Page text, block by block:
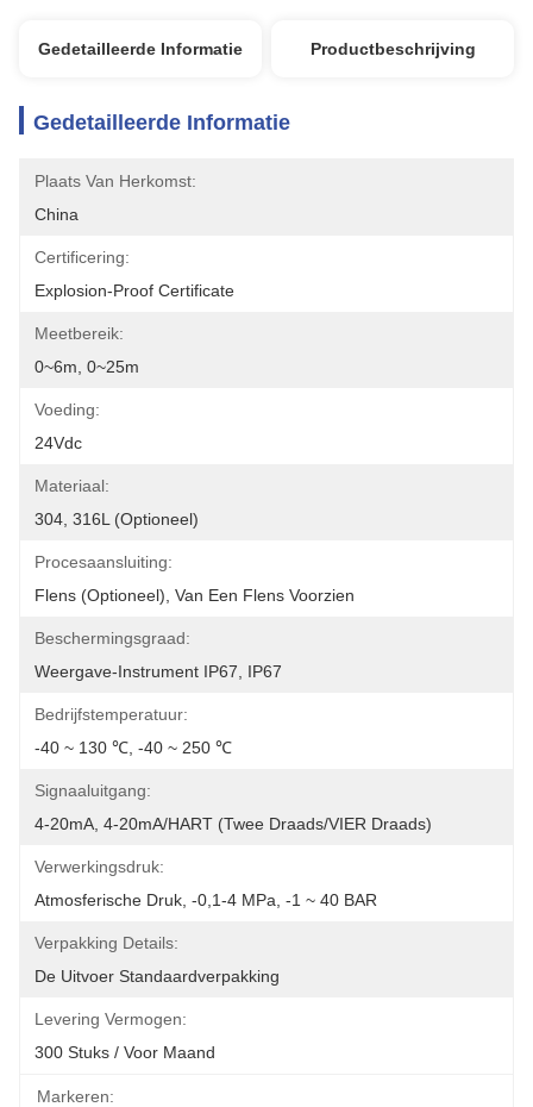
Gedetailleerde Informatie Productbeschrijving
Gedetailleerde Informatie
Plaats Van Herkomst:
China
Certificering:
Explosion-Proof Certificate
Meetbereik:
0~6m, 0~25m
Voeding:
24Vdc
Materiaal:
304, 316L (optioneel)
Procesaansluiting:
Flens (optioneel), Van Een Flens Voorzien
Beschermingsgraad:
Weergave-Instrument IP67, IP67
Bedrijfstemperatuur:
-40 ~ 130 ℃, -40 ~ 250 ℃
Signaaluitgang:
4-20mA, 4-20mA/HART (Twee Draads/VIER Draads)
Verwerkingsdruk:
Atmosferische Druk, -0,1-4 MPa, -1 ~ 40 BAR
Verpakking Details:
De Uitvoer Standaardverpakking
Levering Vermogen:
300 Stuks / Voor Maand
Markeren: